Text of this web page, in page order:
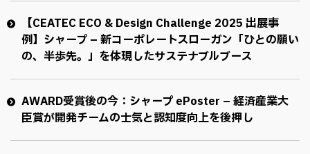
【CEATEC ECO & Design Challenge 2025 出展事
例】シャープ – 新コーポレートスローガン「ひとの願い
の、半歩先。」を体現したサステナブルブース
AWARD受賞後の今：シャープ ePoster – 経済産業大
臣賞が開発チームの士気と認知度向上を後押し